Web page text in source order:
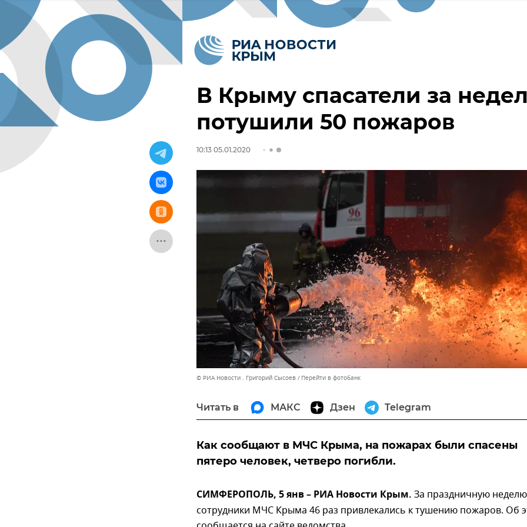
В Крыму спасатели за
потушили 50 пожаров
10:13 05.01.2020
© РИА Новости . Григорий Сысоев Перейти в фотобанк
Читать в МАКС Дзен Telegram
Как сообщают в МЧС Крыма, на пожарах были спасены
пятеро человек, четверо погибли.
СИМФЕРОПОЛЬ, 5 янв – РИА Новости Крым. За праздничную неделю
сотрудники МЧС Крыма 46 раз привлекались к тушению пожаров. Об